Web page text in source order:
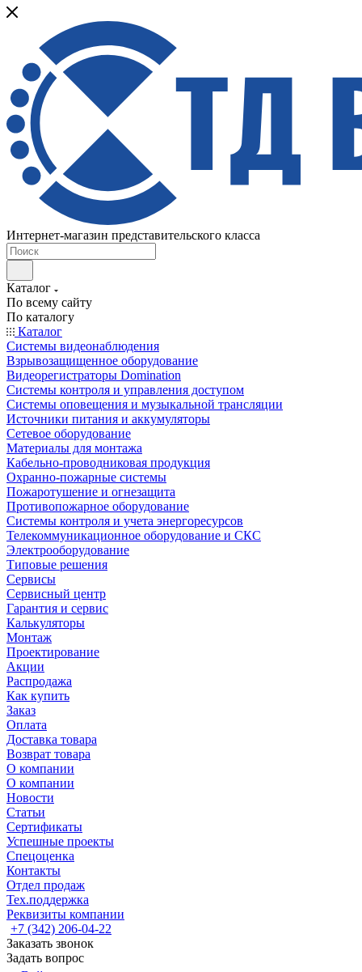
Интернет-магазин представительского класса
Каталог
По всему сайту
По каталогу
Каталог
Системы видеонаблюдения
Взрывозащищенное оборудование
Видеорегистраторы Domination
Системы контроля и управления доступом
Системы оповещения и музыкальной трансляции
Источники питания и аккумуляторы
Сетевое оборудование
Материалы для монтажа
Кабельно-проводниковая продукция
Охранно-пожарные системы
Пожаротушение и огнезащита
Противопожарное оборудование
Системы контроля и учета энергоресурсов
Телекоммуникационное оборудование и СКС
Электрооборудование
Типовые решения
Сервисы
Сервисный центр
Гарантия и сервис
Калькуляторы
Монтаж
Проектирование
Акции
Распродажа
Как купить
Заказ
Оплата
Доставка товара
Возврат товара
О компании
О компании
Новости
Статьи
Сертификаты
Успешные проекты
Спецоценка
Контакты
Отдел продаж
Тех.поддержка
Реквизиты компании
+7 (342) 206-04-22
Заказать звонок
Задать вопрос